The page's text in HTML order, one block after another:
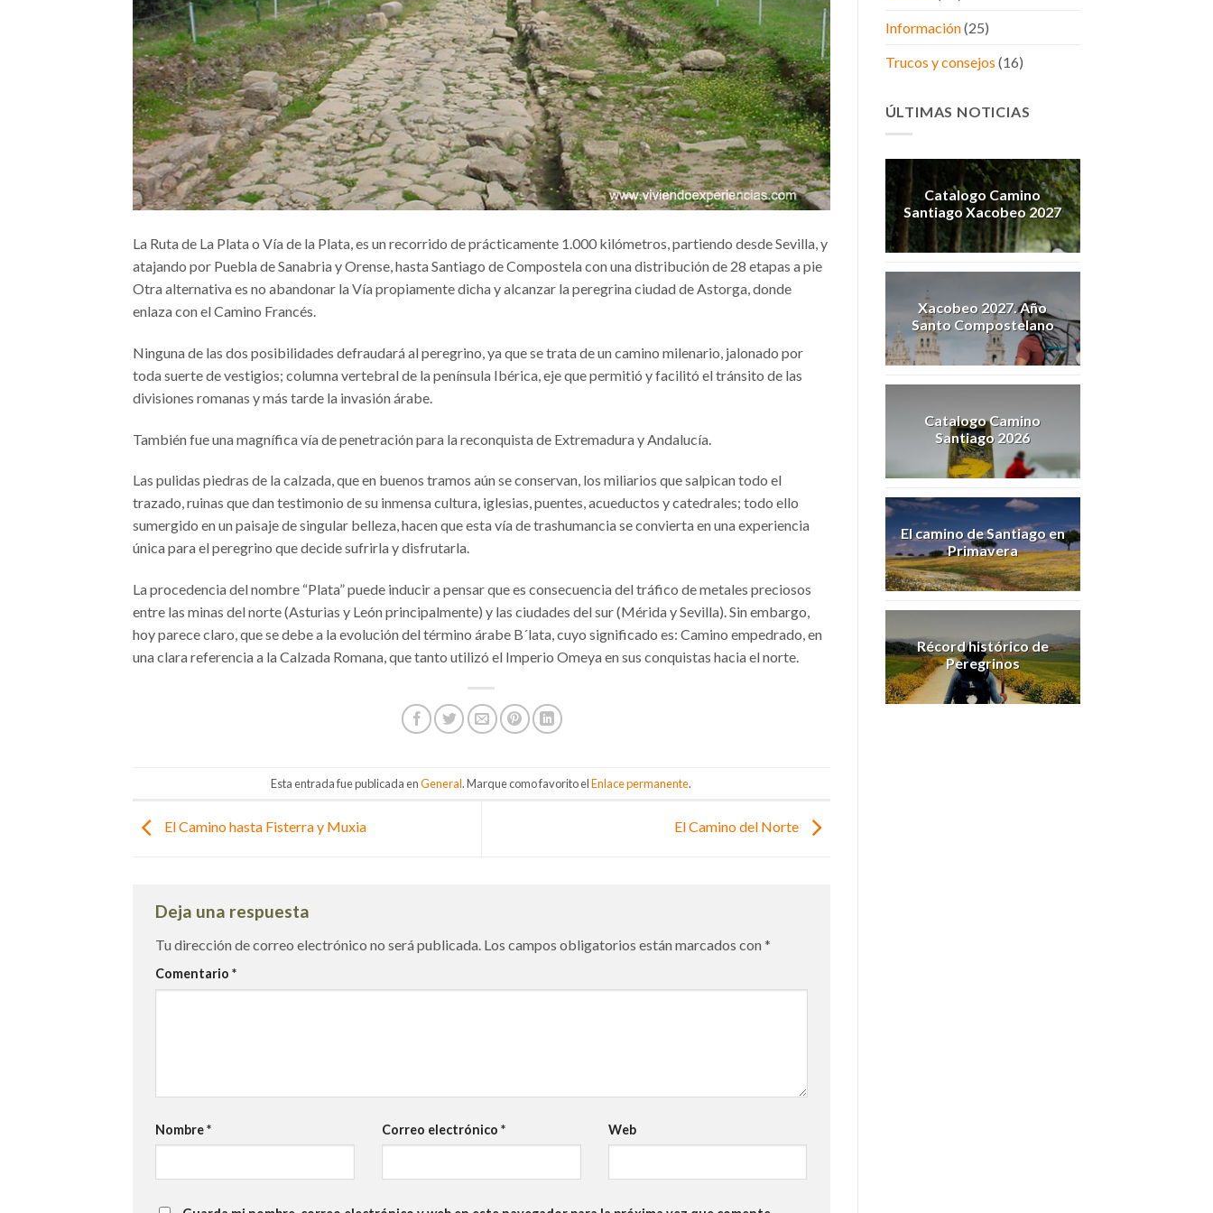
La Ruta de La Plata o Vía de la Plata, es un recorrido de prácticamente 1.000 kilómetros, partiendo desde Sevilla, y
atajando por Puebla de Sanabria y Orense, hasta Santiago de Compostela con una distribución de 28 etapas a pie
Otra alternativa es no abandonar la Vía propiamente dicha y alcanzar la peregrina ciudad de Astorga, donde
enlaza con el Camino Francés.
Ninguna de las dos posibilidades defraudará al peregrino, ya que se trata de un camino milenario, jalonado por
toda suerte de vestigios; columna vertebral de la península Ibérica, eje que permitió y facilitó el tránsito de las
divisiones romanas y más tarde la invasión árabe.
También fue una magnífica vía de penetración para la reconquista de Extremadura y Andalucía.
Las pulidas piedras de la calzada, que en buenos tramos aún se conservan, los miliarios que salpican todo el
trazado, ruinas que dan testimonio de su inmensa cultura, iglesias, puentes, acueductos y catedrales; todo ello
sumergido en un paisaje de singular belleza, hacen que esta vía de trashumancia se convierta en una experiencia
única para el peregrino que decide sufrirla y disfrutarla.
La procedencia del nombre “Plata” puede inducir a pensar que es consecuencia del tráfico de metales preciosos
entre las minas del norte (Asturias y León principalmente) y las ciudades del sur (Mérida y Sevilla). Sin embargo,
hoy parece claro, que se debe a la evolución del término árabe B´lata, cuyo significado es: Camino empedrado, en
una clara referencia a la Calzada Romana, que tanto utilizó el Imperio Omeya en sus conquistas hacia el norte.
Esta entrada fue publicada enGeneral. Marque como favorito elEnlace permanente.
El Camino hasta Fisterra y Muxia El Camino del Norte
Deja una respuesta
Tu dirección de correo electrónico no será publicada. Los campos obligatorios están marcados con *
Comentario *
Nombre* Correo electrónico * Web
Información(25)
Trucos y consejos (16)
ÚLTIMAS NOTICIAS
Catalogo Camino
Santiago Xacobeo 2027
Xacobeo 2027. Año
Santo Compostelano
Catalogo Camino
Santiago 2026
El camino de Santiago en
Primavera
Récord histórico de
Peregrinos